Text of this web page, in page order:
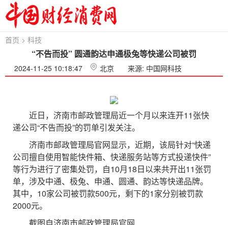
首页 > 科技
“不告而投” 圆通韵达申通极兔等快递公司被罚
2024-11-25 10:18:47 北京 来源: 中国网科技
近日，济南市邮政管理局近一个月以来连开11张快
递公司“不告而投”的罚单引发关注。
济南市邮政管理局官网显示，近期，该局针对“快递
公司擅自使用智能快件箱、快递服务站等方式投递快件”
等行为进行了密集处罚，自10月18日以来共开出11张罚
单，涉及中通、极兔、申通、圆通、韵达等快递品牌。
其中，10家公司被罚款500元，剩下的1家分别被罚款
2000元。